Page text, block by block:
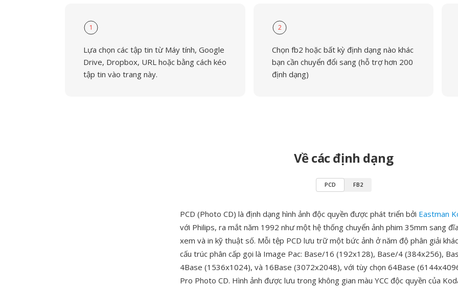
1
Lựa chọn các tập tin từ Máy tính, Google
Drive, Dropbox, URL hoặc bằng cách kéo
tập tin vào trang này.
2
Chọn fb2 hoặc bất kỳ định dạng nào khác
bạn cần chuyển đổi sang (hỗ trợ hơn 200
định dạng)
Về các định dạng
PCD FB2
PCD (Photo CD) là định dạng hình ảnh độc quyền được phát triển bởi Eastman
với Philips, ra mắt năm 1992 như một hệ thống chuyển ảnh phim 35mm sang
xem và in kỹ thuật số. Mỗi tệp PCD lưu trữ một bức ảnh ở năm độ phân giải
cấu trúc phân cấp gọi là Image Pac: Base/16 (192x128), Base/4 (384x256),
4Base (1536x1024), và 16Base (3072x2048), với tùy chọn 64Base
Pro Photo CD. Hình ảnh được lưu trong không gian màu YCC độc quyền của